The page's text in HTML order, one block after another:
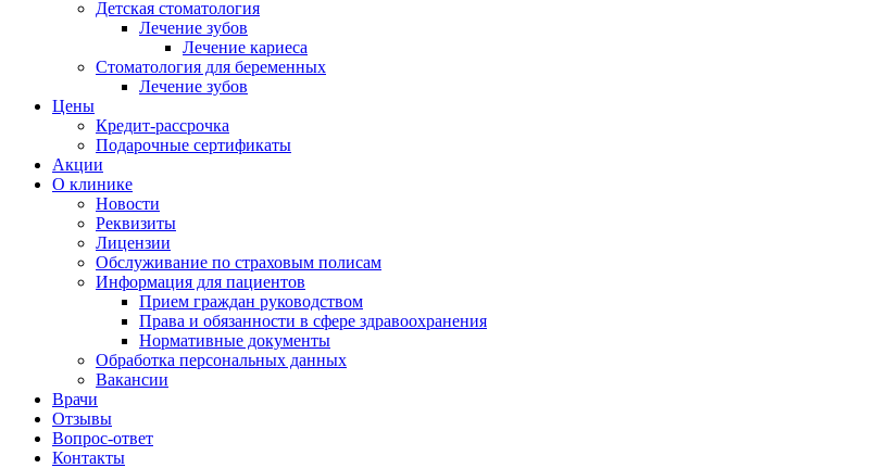
Детская стоматология
Лечение зубов
Лечение кариеса
Стоматология для беременных
Лечение зубов
Цены
Кредит-рассрочка
Подарочные сертификаты
Акции
О клинике
Новости
Реквизиты
Лицензии
Обслуживание по страховым полисам
Информация для пациентов
Прием граждан руководством
Права и обязанности в сфере здравоохранения
Нормативные документы
Обработка персональных данных
Вакансии
Врачи
Отзывы
Вопрос-ответ
Контакты